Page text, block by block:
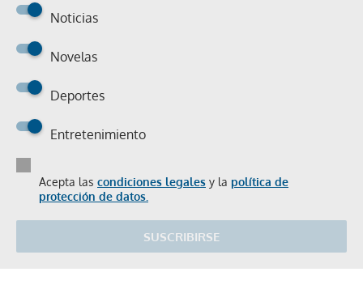
Noticias
Novelas
Deportes
Entretenimiento
Acepta las condiciones legales y la política de
protección de datos.
SUSCRIBIRSE